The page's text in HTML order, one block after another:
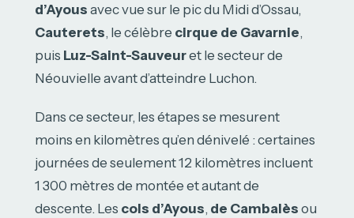
d’Ayous avec vue sur le pic du Midi d’Ossau,
Cauterets, le célèbre cirque de Gavarnie,
puis Luz-Saint-Sauveuret le secteur de
Néouvielle avant d’atteindre Luchon.
Dans ce secteur, les étapes se mesurent
moins en kilomètres qu’en dénivelé : certaines
journées de seulement 12 kilomètres incluent
1 300 mètres de montée et autant de
descente. Les cols d’Ayous, de Cambalès ou